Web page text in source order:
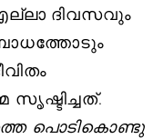
ദിവസവും
സൃഷ്ടിച്ചത്.
പൊടികൊണ്ടു